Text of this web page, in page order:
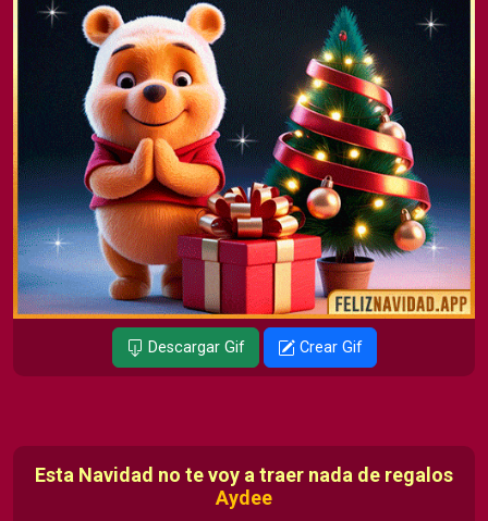
Descargar Gif Crear Gif
Esta Navidad no te voy a traer nada de regalos
Aydee